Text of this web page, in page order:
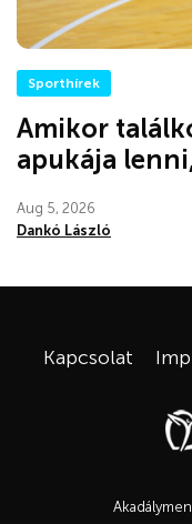
Sporthírek
Amikor
apukája
Aug 5, 2026
Dankó László
Kapcsolat